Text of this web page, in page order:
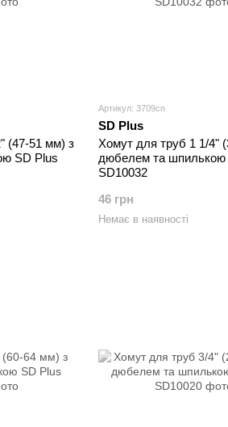
(47-51 мм) з
SD Plus
Артикул: 3709сп
SD Plus
Хомут для труб 1 1/4"
дюбелем та шпилькою
SD10032
46 грн
Немає в наявності